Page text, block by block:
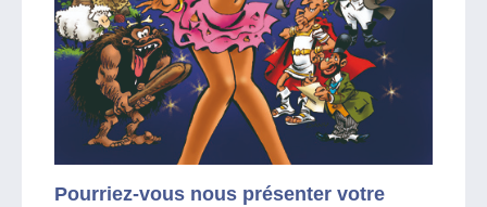
Pourriez-vous nous présenter votre